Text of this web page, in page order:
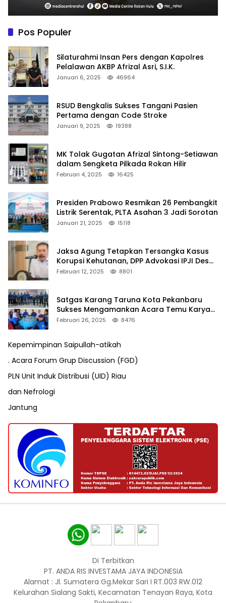
Pos Populer
Silaturahmi Insan Pers dengan Kapolres
Pelalawan AKBP Afrizal Asri, S.I.K.
Januari 6, 2025 46964
RSUD Bengkalis Sukses Tangani Pasien
Pertama dengan Code Stroke
Januari 9, 2025 19388
MK Tolak Gugatan Afrizal Sintong-Setiawan
dalam Sengketa Pilkada Rokan Hilir
Februari 4, 2025 16425
Presiden Prabowo Resmikan 26 Pembangkit
Listrik Serentak, PLTA Asahan 3 Jadi Sorotan
Januari 21, 2025 15118
Jaksa Agung Tetapkan Tersangka Kasus
Korupsi Kehutanan, DPP Advokasi IPJI Desak
Pengusutan Pajak RAPP
Februari 12, 2025 8801
Satgas Karang Taruna Kota Pekanbaru
Sukses Mengamankan Acara Temu Karya
VII Karang Taruna Pekanbaru
Februari 26, 2025 8476
Kepemimpinan Saipullah-atikah
. Acara Forum Grup Discussion (FGD)
PLN Unit Induk Distribusi (UID) Riau
dan Nefrologi
Jantung
Di Terbitkan
PT. ANDA RIS INVESTAMA JAYA INDONESIA
Alamat : Jl. Sumatera Gg.Mekar Sari I RT.003 RW.012
Kelurahan Sialang Sakti, Kecamatan Tenayan Raya, Kota